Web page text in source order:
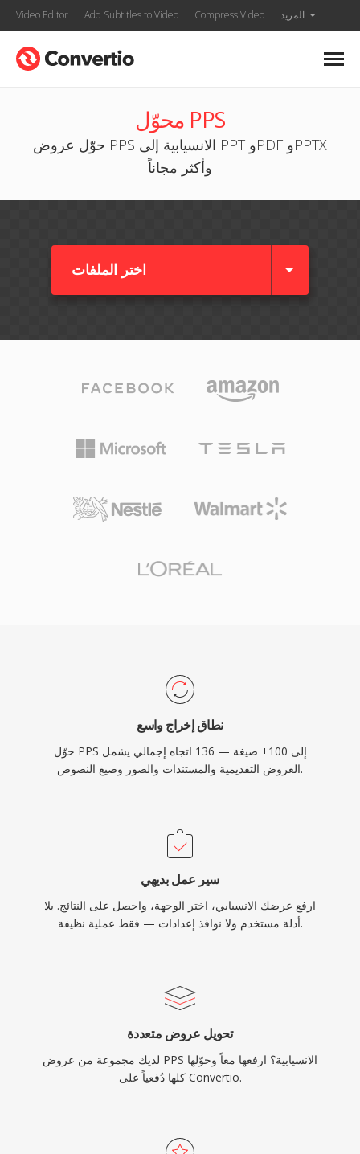
Video Editor Add Subtitles to Video Compress Video المزيد
محوّل PPS
حوّل عروض PPS الانسيابية إلى PPT وPDF وPPTX
وأكثر مجاناً
اختر الملفات
نطاق إخراج واسع
حوّل PPS إلى 100+ صيغة — 136 اتجاه إجمالي يشمل
العروض التقديمية والمستندات والصور وصيغ النصوص.
سير عمل بديهي
ارفع عرضك الانسيابي، اختر الوجهة، واحصل على النتائج. بلا
أدلة مستخدم ولا نوافذ إعدادات — فقط عملية نظيفة.
تحويل عروض متعددة
لديك مجموعة من عروض PPS الانسيابية؟ ارفعها معاً وحوّلها
كلها دُفعياً على Convertio.